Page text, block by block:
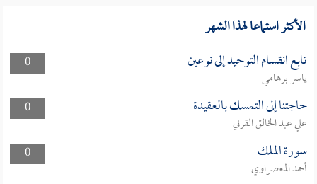
الأكثر استماعا لهذا الشهر
0 تابع انقسام التوحيد إلى نوعين
ياسر برهامي
0
حاجتنا إلى التمسك بالعقيدة
علي عبد الخالق القرني
0
سورة الملك
أحمد المعصراوي